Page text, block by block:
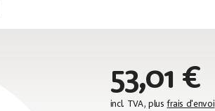
53,01 €
incl. TVA, plusfrais d'envoi